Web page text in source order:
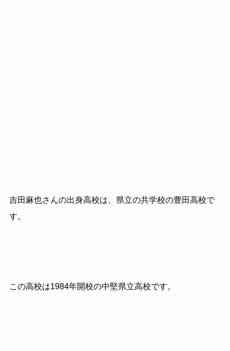
吉田麻也さんの出身高校は、県立の共学校の豊田高校で
す。
この高校は1984年開校の中堅県立高校です。